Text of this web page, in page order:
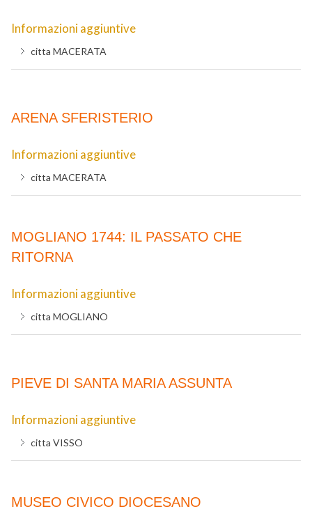
Informazioni aggiuntive
citta MACERATA
ARENA SFERISTERIO
Informazioni aggiuntive
citta MACERATA
MOGLIANO 1744: IL PASSATO CHE
RITORNA
Informazioni aggiuntive
citta MOGLIANO
PIEVE DI SANTA MARIA ASSUNTA
Informazioni aggiuntive
citta VISSO
MUSEO CIVICO DIOCESANO